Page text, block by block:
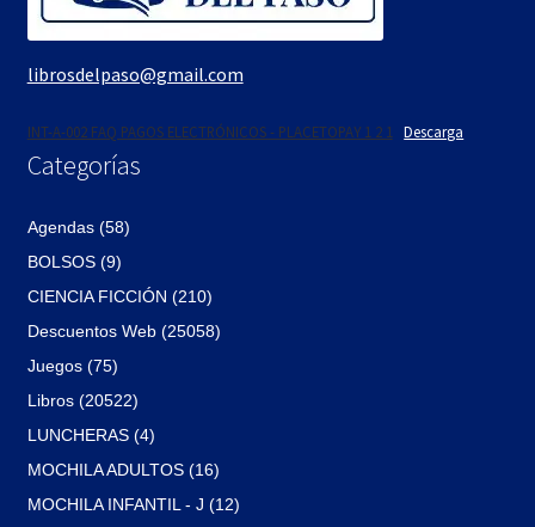
librosdelpaso@gmail.com
INT-A-002 FAQ PAGOS ELECTRÓNICOS - PLACETOPAY 1 2 1 Descarga
Categorías
Agendas (58)
BOLSOS (9)
CIENCIA FICCIÓN (210)
Descuentos Web (25058)
Juegos (75)
Libros (20522)
LUNCHERAS (4)
MOCHILA ADULTOS (16)
MOCHILA INFANTIL - J (12)